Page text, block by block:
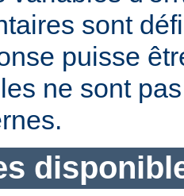
sont
puisse
ne sont